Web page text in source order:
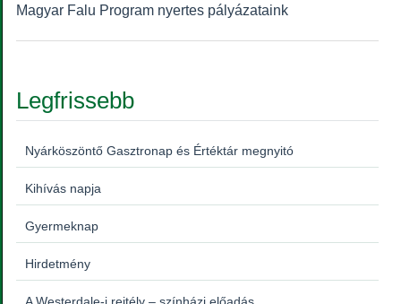
Magyar Falu Program nyertes pályázataink
Legfrissebb
Nyárköszöntő Gasztronap és Értéktár megnyitó
Kihívás napja
Gyermeknap
Hirdetmény